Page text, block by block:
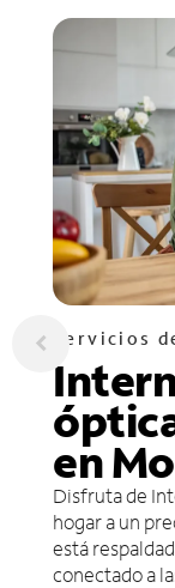
Servicios
en
Disfruta de
hogar a un
está
conectado a